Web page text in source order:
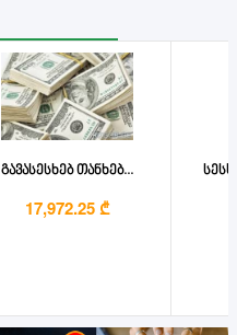
გავასესხებ თანხებ...
17,972.25 ₾